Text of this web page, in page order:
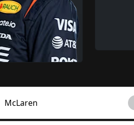
McLaren